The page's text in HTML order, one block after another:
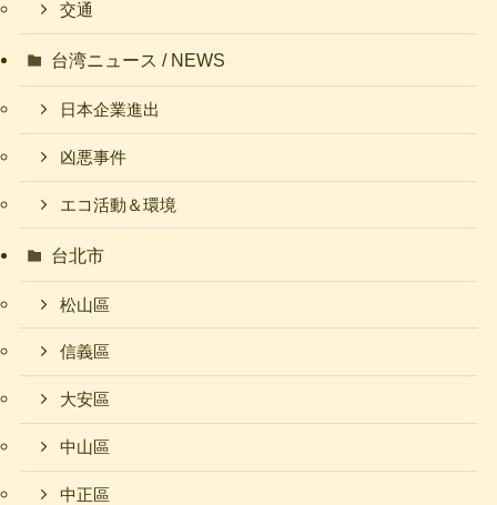
交通
台湾ニュース / NEWS
日本企業進出
凶悪事件
エコ活動＆環境
台北市
松山區
信義區
大安區
中山區
中正區